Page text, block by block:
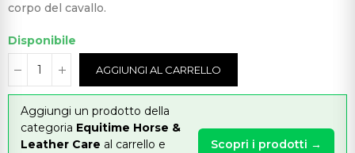
corpo del cavallo.
Disponibile
AGGIUNGI AL CARRELLO
Aggiungi un prodotto della
categoria Equitime Horse &
Leather Care al carrello e
Scopri i prodotti →